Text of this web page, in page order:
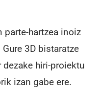
parte-hartzea inoiz
3D bistaratze
hiri-proiektu
izan gabe ere.